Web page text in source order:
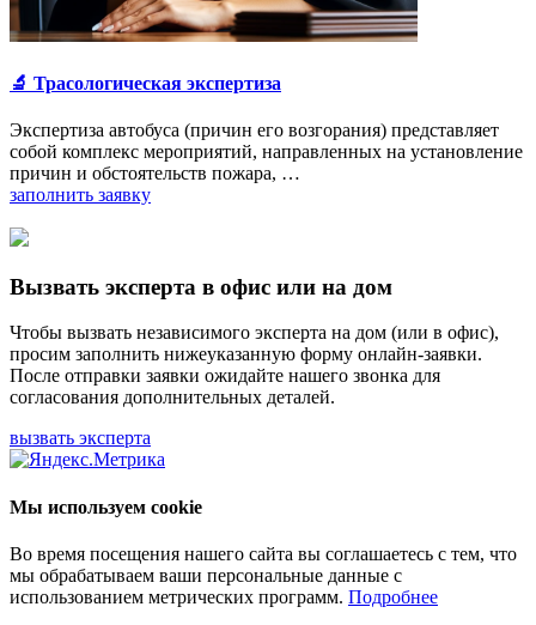
🔬 Трасологическая экспертиза
Экспертиза автобуса (причин его возгорания) представляет
собой комплекс мероприятий, направленных на установление
причин и обстоятельств пожара, …
заполнить заявку
Вызвать эксперта в офис или на дом
Чтобы вызвать независимого эксперта на дом (или в офис),
просим заполнить нижеуказанную форму онлайн-заявки.
После отправки заявки ожидайте нашего звонка для
согласования дополнительных деталей.
вызвать эксперта
Мы используем cookie
Во время посещения нашего сайта вы соглашаетесь с тем, что
мы обрабатываем ваши персональные данные с
использованием метрических программ. Подробнее